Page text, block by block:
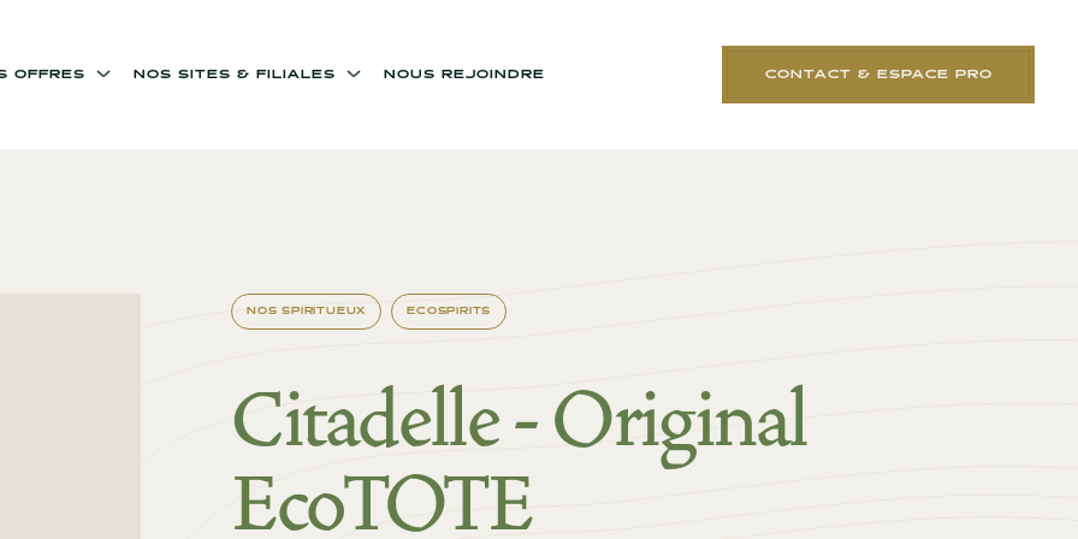
OFFRES NOS SITES & FILIALES NOUS REJOINDRE CONTACT & ESPACE PRO
NOS SPIRITUEUX ECOSPIRITS
Citadelle - Original
EcoTOTE